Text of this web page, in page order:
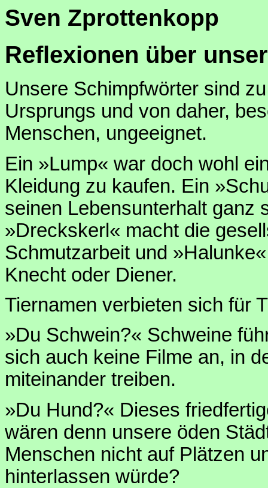
Sven Zprottenkopp
Reflexionen über
Unsere Schimpfwörter sind
Ursprungs und von daher,
Menschen, ungeeignet.
Ein »Lump« war doch wohl
Kleidung zu kaufen. Ein
seinen Lebensunterhalt ganz
»Dreckskerl« macht die
Schmutzarbeit und
Knecht oder Diener.
Tiernamen verbieten sich für
»Du Schwein?« Schweine
sich auch keine Filme an, in
miteinander treiben.
»Du Hund?« Dieses
wären denn unsere öden
Menschen nicht auf Plätzen
hinterlassen würde?